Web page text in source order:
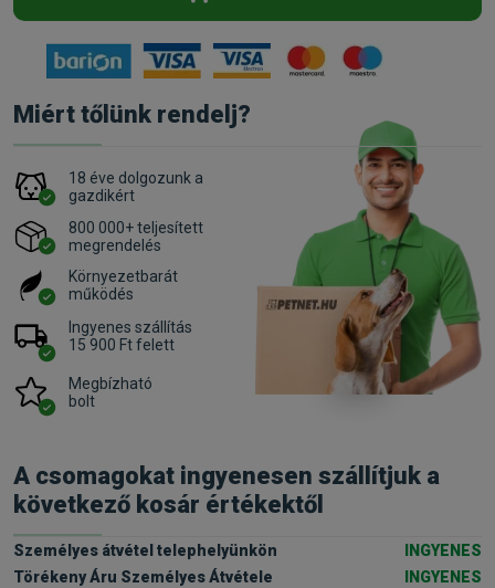
Miért tőlünk rendelj?
18 éve dolgozunk a
gazdikért
800 000+ teljesített
megrendelés
Környezetbarát
működés
Ingyenes szállítás
15 900 Ft felett
Megbízható
bolt
A csomagokat ingyenesen szállítjuk a
következő kosár értékektől
Személyes átvétel telephelyünkön
INGYENES
Törékeny Áru Személyes Átvétele
INGYENES